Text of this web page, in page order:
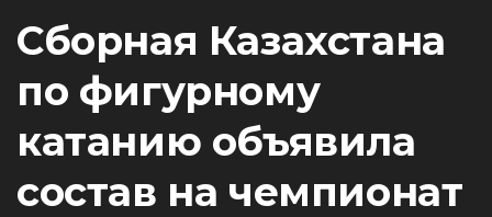
Сборная Казахстана
по фигурному
катанию объявила
состав на чемпионат